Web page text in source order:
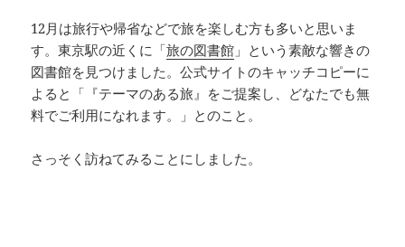
12月は旅行や帰省などで旅を楽しむ方も多いと思いま
す。東京駅の近くに「旅の図書館 」という素敵な響きの
図書館を見つけました。公式サイトのキャッチコピーに
よると「『テーマのある旅』をご提案し、どなたでも無
料でご利用になれます。」とのこと。
さっそく訪ねてみることにしました。